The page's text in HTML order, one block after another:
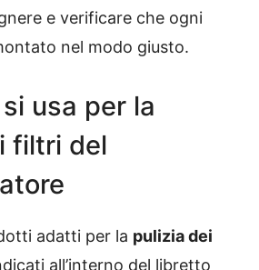
e verificare che ogni
nel modo giusto.
usa per la
filtri del
adatti per la pulizia dei
all’interno del libretto